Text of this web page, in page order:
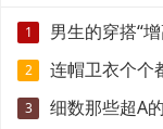
1 男生的穿搭“
2
连帽卫衣个个
示范
3 细数那些超A